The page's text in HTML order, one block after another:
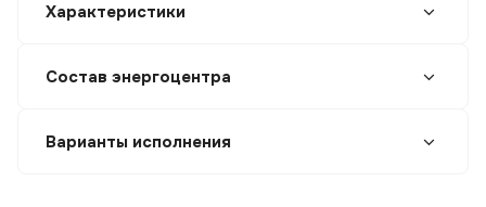
Характеристики
Состав энергоцентра
Варианты исполнения